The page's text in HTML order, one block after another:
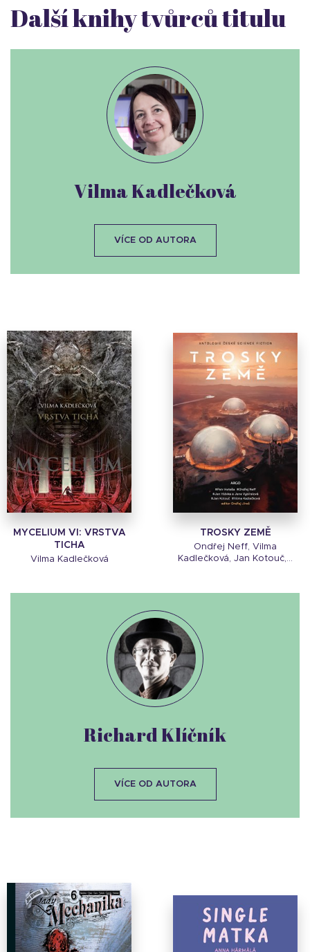
Další knihy tvůrců titulu
MYCELIUM VI: VRSTVA
TICHA
Vilma Kadlečková
TROSKY ZEMĚ
Ondřej Neff, Vilma
Kadlečková, Jan Kotouč,...
Vilma Kadlečková
VÍCE OD AUTORA
Richard Klíčník
VÍCE OD AUTORA